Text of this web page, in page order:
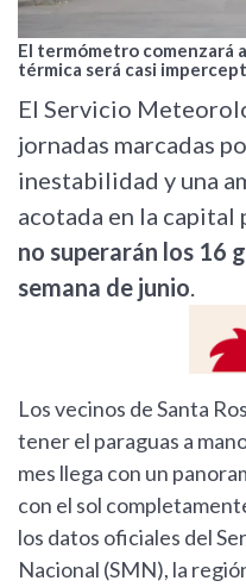
El termómetro comenzará
térmica será casi
El Servicio
jornadas marcadas
inestabilidad y una
acotada en la capital
no superarán los 16
semana de junio.
Los vecinos de Santa
tener el paraguas a
mes llega con un
con el sol
los datos oficiales del
Nacional (SMN), la